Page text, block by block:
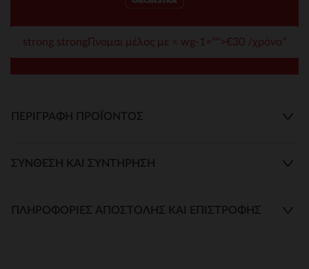
strong strongΓίνομαι μέλος με < wg-1="">€30 /χρόνο*
ΠΕΡΙΓΡΑΦΉ ΠΡΟΪΌΝΤΟΣ
ΣΎΝΘΕΣΗ ΚΑΙ ΣΥΝΤΉΡΗΣΗ
ΠΛΗΡΟΦΟΡΊΕΣ ΑΠΟΣΤΟΛΉΣ ΚΑΙ ΕΠΙΣΤΡΟΦΉΣ